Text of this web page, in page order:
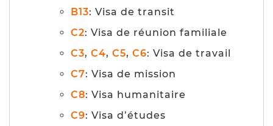
B13: Visa de transit
C2: Visa de réunion familiale
C3, C4, C5, C6: Visa de travail
C7: Visa de mission
C8: Visa humanitaire
C9: Visa d’études